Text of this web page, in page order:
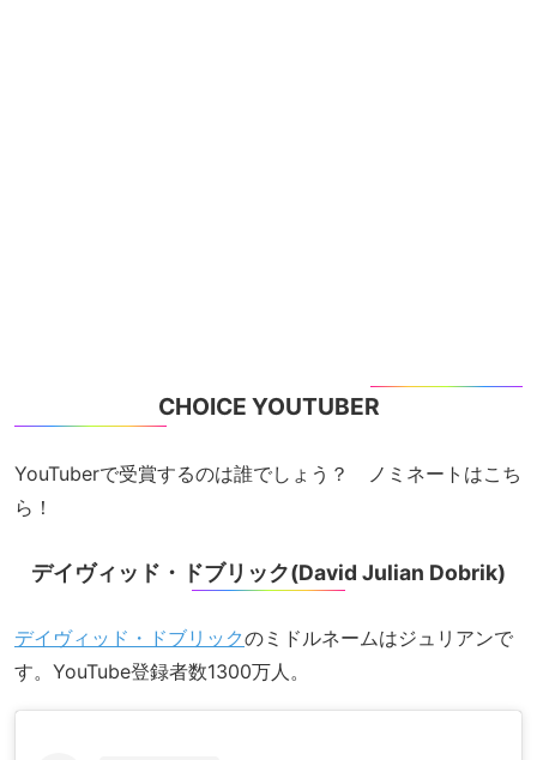
CHOICE YOUTUBER
YouTuberで受賞するのは誰でしょう？ ノミネートはこち
ら！
デイヴィッド・ドブリック(David Julian Dobrik)
デイヴィッド・ドブリックのミドルネームはジュリアンで
す。YouTube登録者数1300万人。